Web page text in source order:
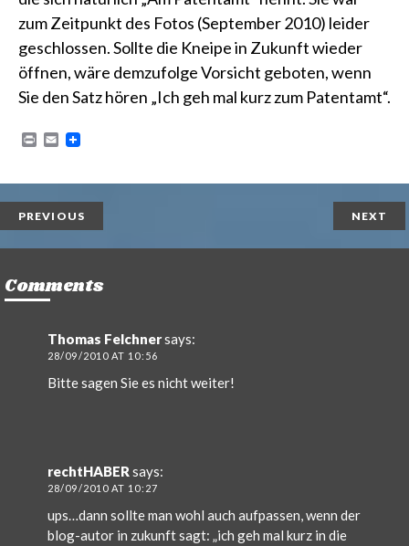
zum Zeitpunkt des Fotos (September 2010) leider
geschlossen. Sollte die Kneipe in Zukunft wieder
öffnen, wäre demzufolge Vorsicht geboten, wenn
Sie den Satz hören „Ich geh mal kurz zum Patentamt“.
P
n
t
E
i
l
PREVIOUS NEXT
Comments
Thomas Felchnersays:
28/09/2010 AT 10:56
Bitte sagen Sie es nicht weiter!
rechtHABER says:
28/09/2010 AT 10:27
ups…dann sollte man wohl auch aufpassen, wenn der
blog-autor in zukunft sagt: „ich geh mal kurz in die